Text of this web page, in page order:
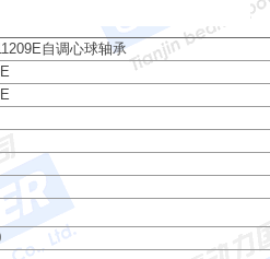
自调心球轴承